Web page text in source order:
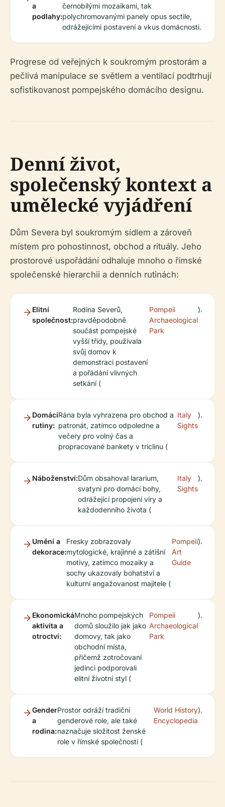
a
podlahy:
černobílými mozaikami, tak
polychromovanými panely opus sectile,
odrážejícími postavení a vkus domácnosti.
Progrese od veřejných k soukromým prostorám a
pečlivá manipulace se světlem a ventilací podtrhují
sofistikovanost pompejského domácího designu.
Denní život,
společenský kontext a
umělecké vyjádření
Dům Severa byl soukromým sídlem a zároveň
místem pro pohostinnost, obchod a rituály. Jeho
prostorové uspořádání odhaluje mnoho o římské
společenské hierarchii a denních rutinách:
Elitní
společnost:
Rodina Severů,
pravděpodobně
součást pompejské
vyšší třídy, používala
svůj domov k
demonstraci postavení
a pořádání vlivných
setkání (
Pompeii
Archaeological
Park
).
Domácí
rutiny:
Rána byla vyhrazena pro obchod a
patronát, zatímco odpoledne a
večery pro volný čas a
propracované bankety v triclinu (
Italy
Sights
).
Náboženství:Dům obsahoval lararium,
svatyni pro domácí bohy,
odrážející propojení víry a
každodenního života (
Italy
Sights
).
Umění a
dekorace:
Fresky zobrazovaly
mytologické, krajinné a zátišní
motivy, zatímco mozaiky a
sochy ukazovaly bohatství a
kulturní angažovanost majitele (
Pompeii
Art
Guide
).
Ekonomická
aktivita a
otroctví:
Mnoho pompejských
domů sloužilo jak jako
domovy, tak jako
obchodní místa,
přičemž zotročovaní
jedinci podporovali
elitní životní styl (
Pompeii
Archaeological
Park
).
Gender
a
rodina:
Prostor odráží tradiční
genderové role, ale také
naznačuje složitost ženské
role v římské společnosti (
World History
Encyclopedia
).